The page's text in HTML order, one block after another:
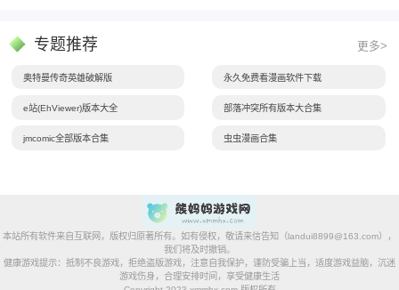
专题推荐 更多>
奥特曼传奇英雄破解版 永久免费看漫画软件下载
e站(EhViewer)版本大全 部落冲突所有版本大合集
jmcomic全部版本合集 虫虫漫画合集
本站所有软件来自互联网，版权归原著所有。如有侵权，敬请来信告知（landui8899@163.com），
我们将及时撤销。
健康游戏提示：抵制不良游戏，拒绝盗版游戏，注意自我保护，谨防受骗上当，适度游戏益脑，沉迷
游戏伤身，合理安排时间，享受健康生活